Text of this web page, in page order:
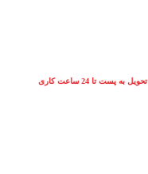
تحویل به پست تا 24 ساعت کاری